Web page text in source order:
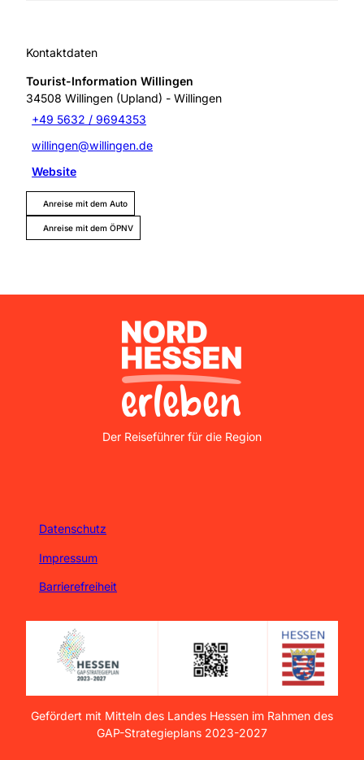
Kontaktdaten
Tourist-Information Willingen
34508 Willingen (Upland) - Willingen
+49 5632 / 9694353
willingen@willingen.de
Website
Anreise mit dem Auto
Anreise mit dem ÖPNV
Nordhessen Erleben
Der Reiseführer für die Region
Datenschutz
Impressum
Barrierefreiheit
Gefördert mit Mitteln des Landes Hessen im Rahmen des
GAP-Strategieplans 2023-2027